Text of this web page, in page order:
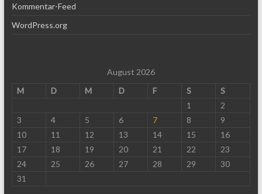
Kommentar-Feed
WordPress.org
August 2026
M
D M D F S
S
1
2
3
4 5 6 7 8
9
10
11 12 13 14 15
16
17
18 19 20 21 22
23
24
25 26 27 28 29
30
31